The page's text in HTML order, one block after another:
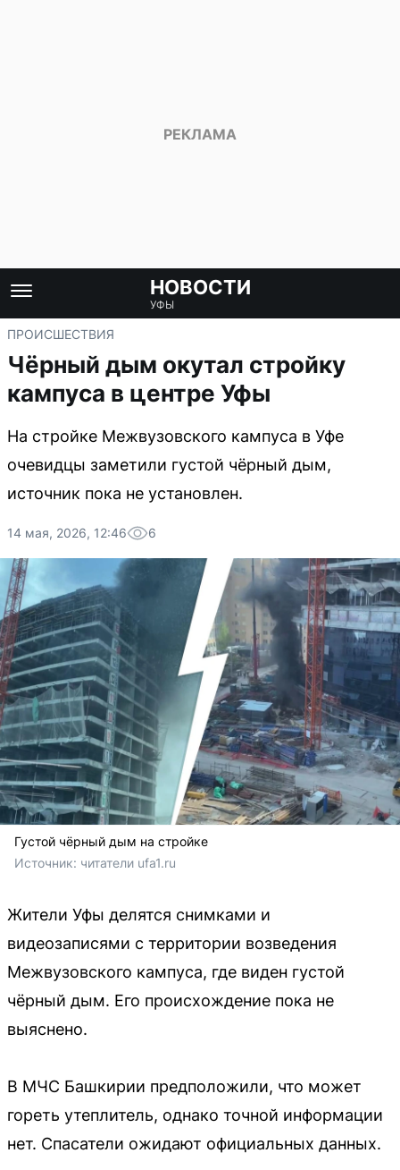
НОВОСТИ
УФЫ
ПРОИСШЕСТВИЯ
Чёрный дым окутал стройку
кампуса в центре Уфы
На стройке Межвузовского кампуса в Уфе
очевидцы заметили густой чёрный дым,
источник пока не установлен.
14 мая, 2026, 12:46 6
Густой чёрный дым на стройке
Источник: читатели ufa1.ru
Жители Уфы делятся снимками и
видеозаписями с территории возведения
Межвузовского кампуса, где виден густой
чёрный дым. Его происхождение пока не
выяснено.
В МЧС Башкирии предположили, что может
гореть утеплитель, однако точной информации
нет. Спасатели ожидают официальных данных.